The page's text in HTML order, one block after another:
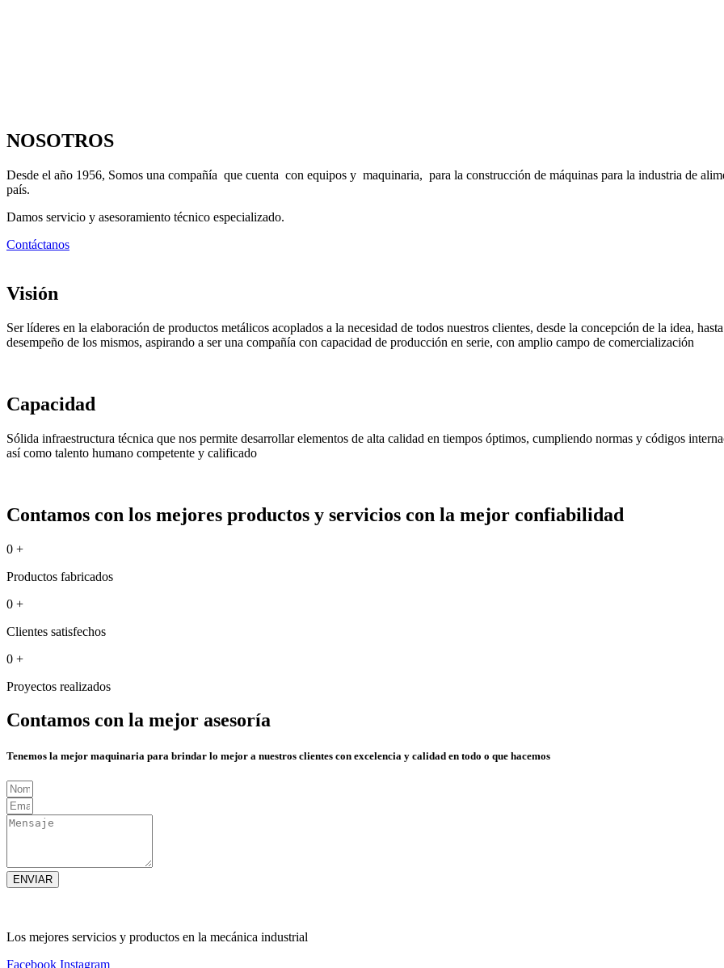
NOSOTROS
Desde el año 1956, Somos una compañía que cuenta con equipos y maquinaria, para la construcción de máquinas para la industria de
país.
Damos servicio y asesoramiento técnico especializado.
Contáctanos
Visión
Ser líderes en la elaboración de productos metálicos acoplados a la necesidad de todos nuestros clientes, desde la concepción de la idea,
desempeño de los mismos, aspirando a ser una compañía con capacidad de producción en serie, con amplio campo de comercialización
Capacidad
Sólida infraestructura técnica que nos permite desarrollar elementos de alta calidad en tiempos óptimos, cumpliendo normas y códigos
así como talento humano competente y calificado
Contamos con los mejores productos y servicios con la mejor confiabilidad
0 +
Productos fabricados
0 +
Clientes satisfechos
0 +
Proyectos realizados
Contamos con la mejor asesoría
Tenemos la mejor maquinaria para brindar lo mejor a nuestros clientes con excelencia y calidad en todo o que hacemos
ENVIAR
Los mejores servicios y productos en la mecánica industrial
Facebook Instagram